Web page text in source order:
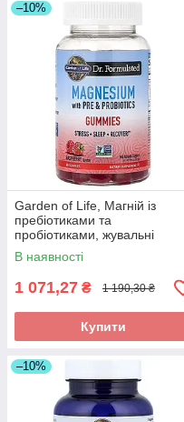
–10%
Garden of Life, Магній із
пребіотиками та
пробіотиками, жувальні
мармеладки, малина, 60
жувальних таблеток, оригінал
В наявності
1 071,27 ₴ 1 190,30 ₴
Купити
–10%